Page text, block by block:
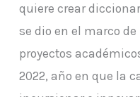
quiere crear
se dio en el marco
proyectos
2022, año en que la